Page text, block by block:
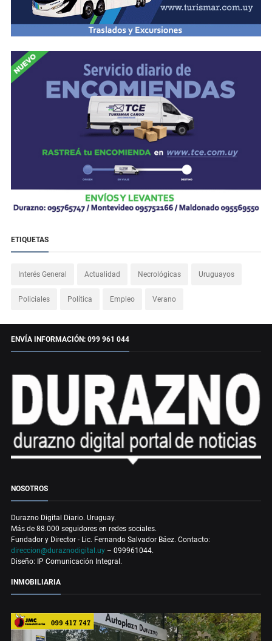
ETIQUETAS
Interés General Actualidad Necrológicas Uruguayos
Policiales Política Empleo Verano
ENVÍA INFORMACIÓN: 099 961 044
NOSOTROS
Durazno Digital Diario. Uruguay.
Más de 88.000 seguidores en redes sociales.
Fundador y Director - Lic. Fernando Salvador Báez. Contacto:
direccion@duraznodigital.uy – 099961044.
Diseño: IP Comunicación Integral.
INMOBILIARIA